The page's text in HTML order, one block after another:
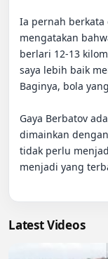
​Ia pernah berkata
mengatakan
berlari 12-13
saya lebih baik
​Baginya, bola
Gaya Berbatov
dimainkan
tidak perlu
menjadi yang
Latest Videos